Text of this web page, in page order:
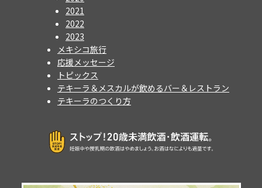
2021
2022
2023
メキシコ旅行
応援メッセージ
トピックス
テキーラ＆メスカルが飲めるバー＆レストラン
テキーラのつくり方